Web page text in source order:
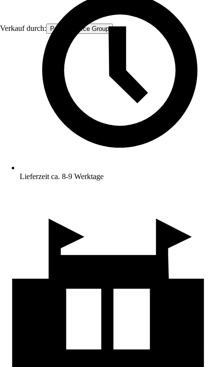
Verkauf durch: Procommerce Group
Lieferzeit ca. 8-9 Werktage